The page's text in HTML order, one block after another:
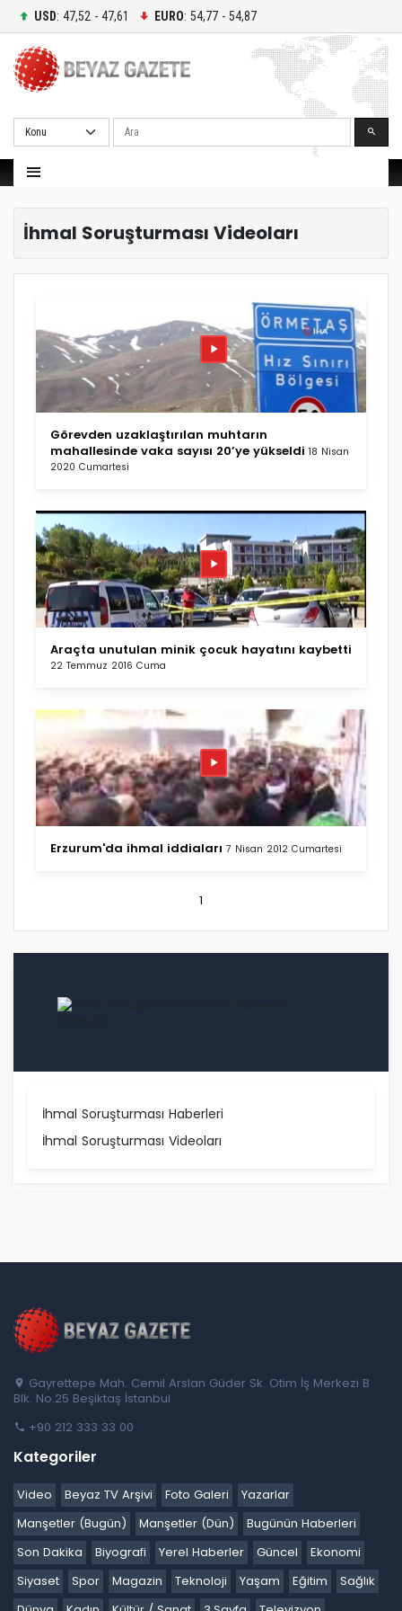
USD: 47,52 - 47,61 EURO: 54,77 - 54,87
Ara
İhmal Soruşturması Videoları
Görevden uzaklaştırılan muhtarın
mahallesinde vaka sayısı 20’ye yükseldi 18 Nisan
2020 Cumartesi
Araçta unutulan minik çocuk hayatını kaybetti
22 Temmuz 2016 Cuma
Erzurum'da ihmal iddiaları 7 Nisan 2012 Cumartesi
1
İhmal Soruşturması Haberleri
İhmal Soruşturması Videoları
Gayrettepe Mah. Cemil Arslan Güder Sk. Otim İş Merkezi B
Blk. No:25 Beşiktaş İstanbul
+90 212 333 33 00
Kategoriler
Video Beyaz TV Arşivi Foto Galeri
Yazarlar
Manşetler (Bugün)
Manşetler (Dün)
Bugünün Haberleri
Son Dakika
Biyografi Yerel Haberler Güncel
Ekonomi
Siyaset
Spor Magazin Teknoloji Yaşam Eğitim
Sağlık